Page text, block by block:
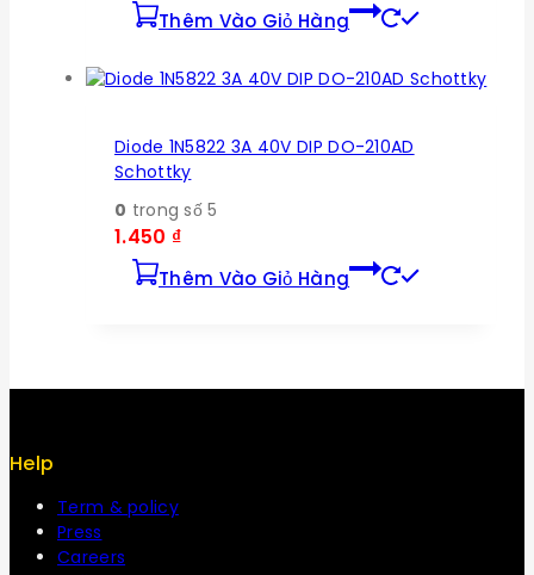
Thêm Vào Giỏ Hàng
Diode 1N5822 3A 40V DIP DO-210AD
Schottky
0 trong số 5
1.450 ₫
Thêm Vào Giỏ Hàng
Help
Term & policy
Press
Careers